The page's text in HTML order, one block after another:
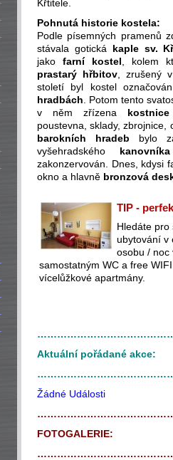
Křtitele.
Pohnutá historie kostela:
Podle písemných pramenů
stávala gotická kaple sv.
jako farní kostel , kolem
prastarý hřbitov , zrušený
století byl kostel
hradbách . Potom tento
v něm zřízena kostnice
poustevna, sklady,
barokních hradeb bylo
vyšehradského kanovníka
zakonzervován. Dnes, kdysi
okno a hlavně bronzová
TIP -
Hledáte pro
ubytování v
osobu / noc
samostatným WC a free
vícelůžkové apartmány.
Aktuální pořádané akce:
Žádné Události
FOTOGALERIE: